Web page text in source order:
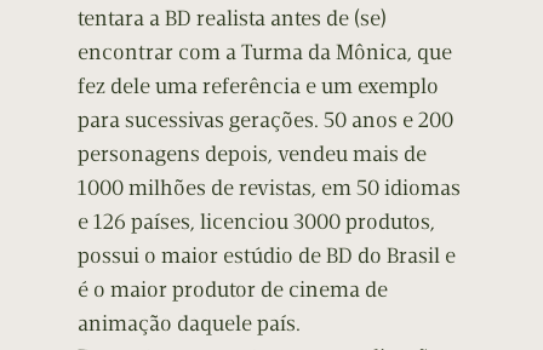
tentara a BD realista antes de (se)
encontrar com a Turma da Mônica, que
fez dele uma referência e um exemplo
para sucessivas gerações. 50 anos e 200
personagens depois, vendeu mais de
1000 milhões de revistas, em 50 idiomas
e 126 países, licenciou 3000 produtos,
possui o maior estúdio de BD do Brasil e
é o maior produtor de cinema de
animação daquele país.